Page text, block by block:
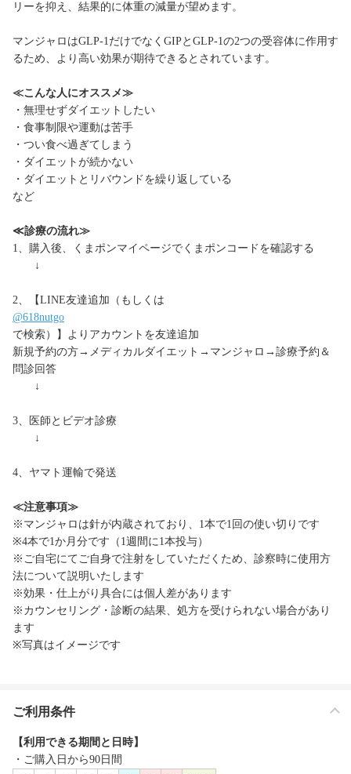
リーを抑え、結果的に体重の減量が望めます。
マンジャロはGLP-1だけでなくGIPとGLP-1の2つの受容体に作用す
るため、より高い効果が期待できるとされています。
≪こんな人にオススメ≫
・無理せずダイエットしたい
・食事制限や運動は苦手
・つい食べ過ぎてしまう
・ダイエットが続かない
・ダイエットとリバウンドを繰り返している
など
≪診療の流れ≫
1、購入後、くまポンマイページでくまポンコードを確認する
↓
2、【LINE友達追加（もしくは
@618nutgo
で検索）】よりアカウントを友達追加
新規予約の方→メディカルダイエット→マンジャロ→診療予約＆
問診回答
↓
3、医師とビデオ診療
↓
4、ヤマト運輸で発送
≪注意事項≫
※マンジャロは針が内蔵されており、1本で1回の使い切りです
※4本で1か月分です（1週間に1本投与）
※ご自宅にてご自身で注射をしていただくため、診察時に使用方
法について説明いたします
※効果・仕上がり具合には個人差があります
※カウンセリング・診断の結果、処方を受けられない場合があり
ます
※写真はイメージです
ご利用条件
【利用できる期間と日時】
・ご購入日から90日間